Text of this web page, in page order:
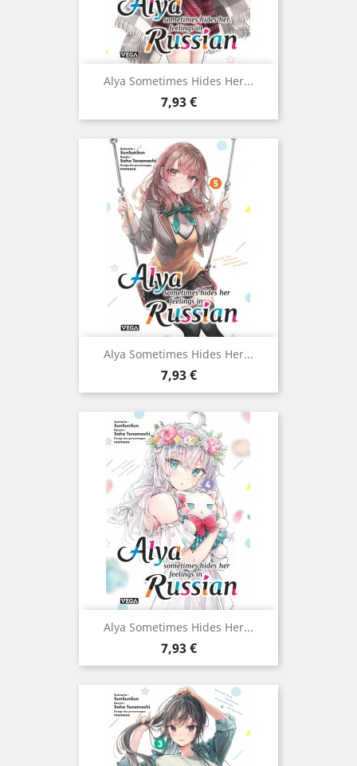
Alya Sometimes Hides Her...
Prix
7,93 €
Alya Sometimes Hides Her...
Prix
7,93 €
Alya Sometimes Hides Her...
Prix
7,93 €